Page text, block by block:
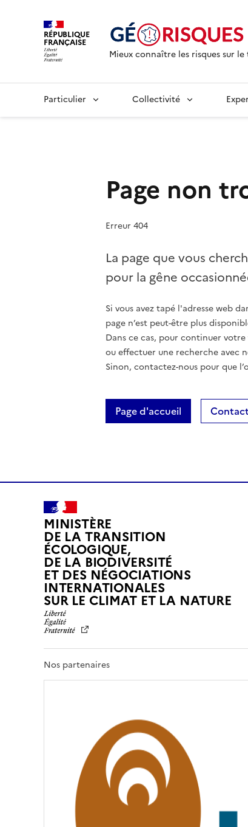
RÉPUBLIQUE
FRANÇAISE
Mieux connaître les risques sur
Particulier Collectivité
Page non
Erreur 404
La page que vous
pour la gêne
Si vous avez tapé l'adresse web
page n’est peut-être plus
Dans ce cas, pour continuer
ou effectuer une recherche avec
Sinon, contactez-nous pour que
Page d'accueil
MINISTÈRE
DE LA TRANSITION
ÉCOLOGIQUE,
DE LA BIODIVERSITÉ
ET DES NÉGOCIATIONS
INTERNATIONALES
SUR LE CLIMAT ET LA NATUREL
R
É
R
Nos partenaires